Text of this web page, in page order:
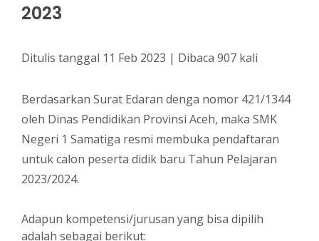
2023
Ditulis tanggal 11 Feb 2023 | Dibaca 907 kali
Berdasarkan Surat Edaran denga nomor 421/1344
oleh Dinas Pendidikan Provinsi Aceh, maka SMK
Negeri 1 Samatiga resmi membuka pendaftaran
untuk calon peserta didik baru Tahun Pelajaran
2023/2024.
Adapun kompetensi/jurusan yang bisa dipilih
adalah sebagai berikut: